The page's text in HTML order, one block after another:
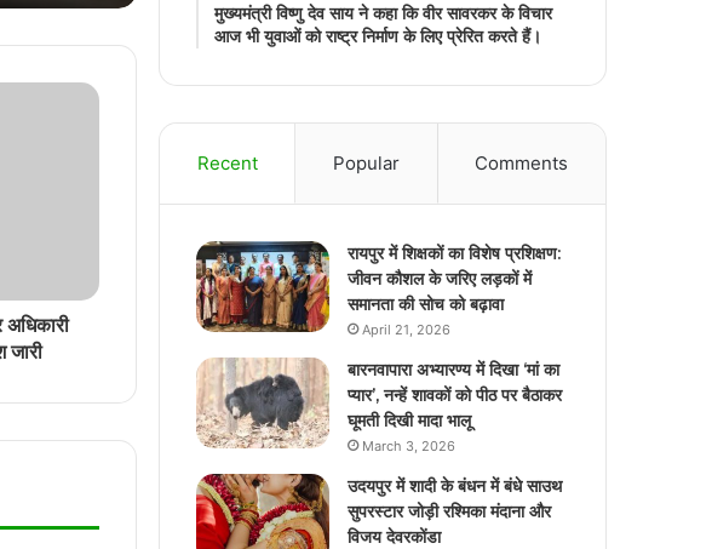
का सर्वोच्च
दी
को नहीं
अधिकारी
मुख्यमंत्री विष्णु देव साय ने कहा कि वीर सावरकर के विचार
आज भी युवाओं को राष्ट्र निर्माण के लिए प्रेरित करते हैं।
Recent Popular Comments
रायपुर में शिक्षकों का विशेष प्रशिक्षण:
जीवन कौशल के जरिए लड़कों में
समानता की सोच को बढ़ावा
April 21, 2026
बारनवापारा अभ्यारण्य में दिखा ‘मां का
प्यार’, नन्हें शावकों को पीठ पर बैठाकर
घूमती दिखी मादा भालू
March 3, 2026
उदयपुर में शादी के बंधन में बंधे साउथ
सुपरस्टार जोड़ी रश्मिका मंदाना और
विजय देवरकोंडा